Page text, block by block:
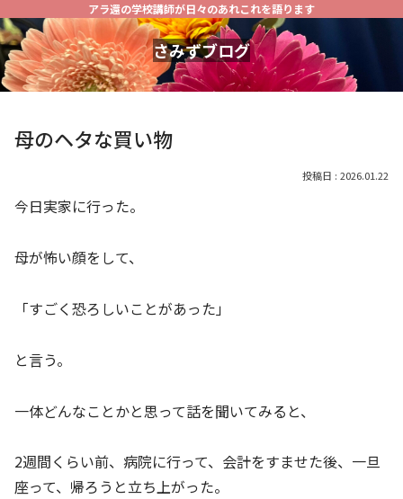
アラ還の学校講師が日々のあれこれを語ります
さみずブログ
母のヘタな買い物
2026.01.22
今日実家に行った。
母が怖い顔をして、
「すごく恐ろしいことがあった」
と言う。
一体どんなことかと思って話を聞いてみると、
2週間くらい前、病院に行って、会計をすませた後、一旦
座って、帰ろうと立ち上がった。